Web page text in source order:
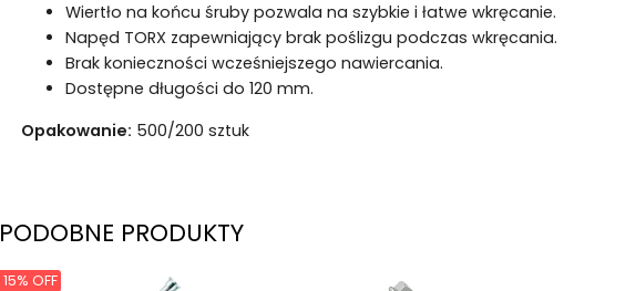
Wiertło na końcu śruby pozwala na szybkie i łatwe wkręcanie.
Napęd TORX zapewniający brak poślizgu podczas wkręcania.
Brak konieczności wcześniejszego nawiercania.
Dostępne długości do 120 mm.
Opakowanie: 500/200 sztuk
PODOBNE PRODUKTY
15% OFF